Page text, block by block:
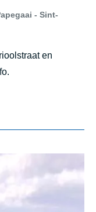
- Sint-
en